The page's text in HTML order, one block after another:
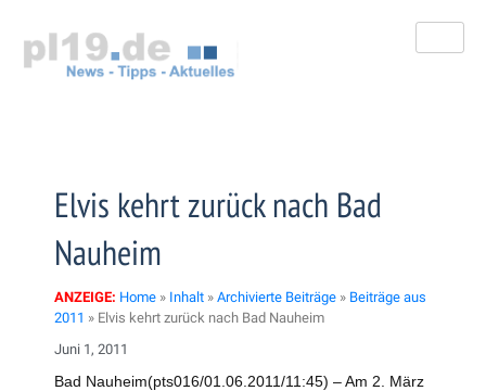
springen
Elvis kehrt zurück nach Bad
Nauheim
ANZEIGE: Home » Inhalt » Archivierte Beiträge » Beiträge aus
2011 » Elvis kehrt zurück nach Bad Nauheim
Juni 1, 2011
Bad Nauheim(pts016/01.06.2011/11:45) – Am 2. März